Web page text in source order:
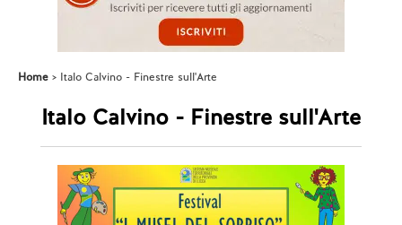
Home Italo Calvino - Finestre sull'Arte
Italo Calvino - Finestre sull'Arte